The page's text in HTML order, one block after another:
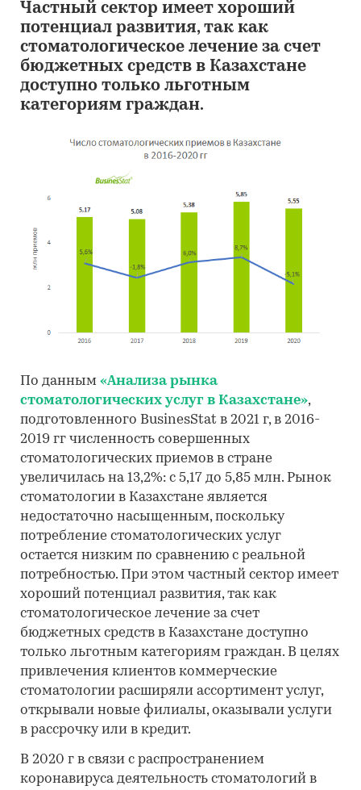
Частный сектор имеет хороший
потенциал развития, так как
стоматологическое лечение за счет
бюджетных средств в Казахстане
доступно только льготным
категориям граждан.
По данным «Анализа рынка
стоматологических услуг в Казахстане»,
подготовленного BusinesStat в 2021 г, в 2016-
2019 гг численность совершенных
стоматологических приемов в стране
увеличилась на 13,2%: с 5,17 до 5,85 млн. Рынок
стоматологии в Казахстане является
недостаточно насыщенным, поскольку
потребление стоматологических услуг
остается низким по сравнению с реальной
потребностью. При этом частный сектор имеет
хороший потенциал развития, так как
стоматологическое лечение за счет
бюджетных средств в Казахстане доступно
только льготным категориям граждан. В целях
привлечения клиентов коммерческие
стоматологии расширяли ассортимент услуг,
открывали новые филиалы, оказывали услуги
в рассрочку или в кредит.
В 2020 г в связи с распространением
коронавируса деятельность стоматологий в